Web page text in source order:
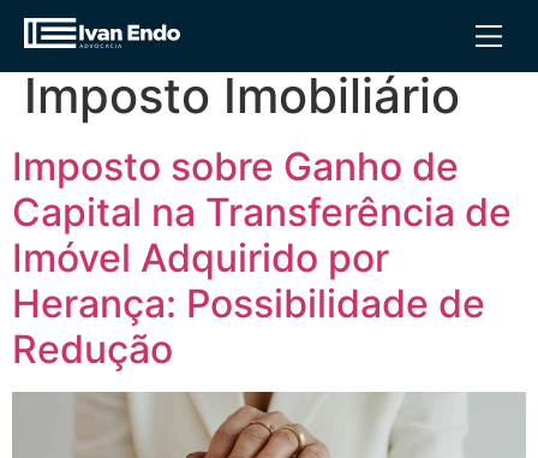
Tag:Redução de
Imposto Imobiliário
Imposto sobre Ganho de
Capital na Transferência de
Imóvel Adquirido por
Herança: Possibilidade de
Redução